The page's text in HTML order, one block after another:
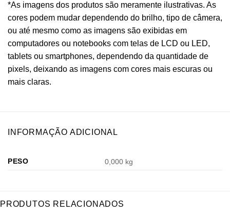
*As imagens dos produtos são meramente ilustrativas. As
cores podem mudar dependendo do brilho, tipo de câmera,
ou até mesmo como as imagens são exibidas em
computadores ou notebooks com telas de LCD ou LED,
tablets ou smartphones, dependendo da quantidade de
pixels, deixando as imagens com cores mais escuras ou
mais claras.
INFORMAÇÃO ADICIONAL
PESO 0,000 kg
PRODUTOS RELACIONADOS